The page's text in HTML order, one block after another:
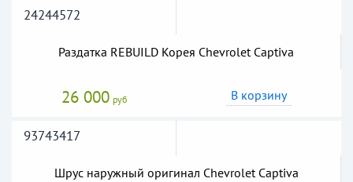
24244572
Раздатка REBUILD Корея Chevrolet Captiva
26 000 руб В корзину
93743417
Шрус наружный оригинал Chevrolet Captiva